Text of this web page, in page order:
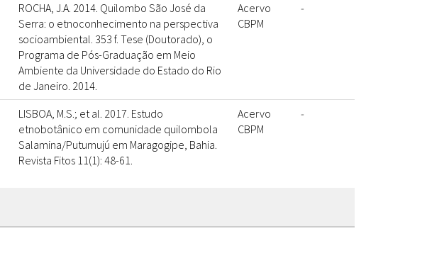
ROCHA, J.A. 2014. Quilombo São José da
Serra: o etnoconhecimento na perspectiva
socioambiental. 353 f. Tese (Doutorado), o
Programa de Pós-Graduação em Meio
Ambiente da Universidade do Estado do Rio
de Janeiro. 2014.
Acervo
CBPM
-
LISBOA, M.S.; et al. 2017. Estudo
etnobotânico em comunidade quilombola
Salamina/Putumujú em Maragogipe, Bahia.
Revista Fitos 11(1): 48-61.
Acervo
CBPM
-